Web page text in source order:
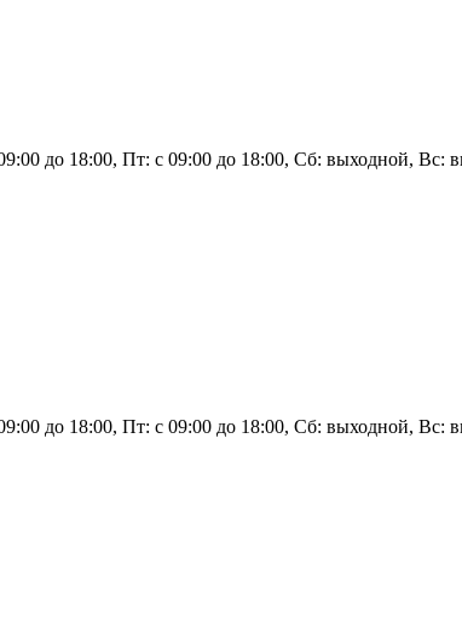
до 18:00, Пт: с 09:00 до 18:00, Сб: выходной, Вс:
до 18:00, Пт: с 09:00 до 18:00, Сб: выходной, Вс: